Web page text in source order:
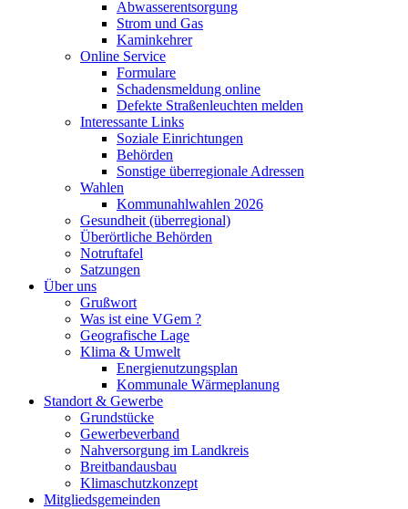
Abwasserentsorgung
Strom und Gas
Kaminkehrer
Online Service
Formulare
Schadensmeldung online
Defekte Straßenleuchten melden
Interessante Links
Soziale Einrichtungen
Behörden
Sonstige überregionale Adressen
Wahlen
Kommunahlwahlen 2026
Gesundheit (überregional)
Überörtliche Behörden
Notruftafel
Satzungen
Über uns
Grußwort
Was ist eine VGem ?
Geografische Lage
Klima & Umwelt
Energienutzungsplan
Kommunale Wärmeplanung
Standort & Gewerbe
Grundstücke
Gewerbeverband
Nahversorgung im Landkreis
Breitbandausbau
Klimaschutzkonzept
Mitgliedsgemeinden